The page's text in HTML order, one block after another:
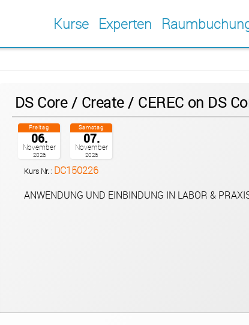
Kurse Experten
DS Core / Create / CEREC on DS
Freitag
06.
November
2026
Samstag
07.
November
2026
Kurs Nr. : DC150226
ANWENDUNG UND EINBINDUNG IN LABOR &